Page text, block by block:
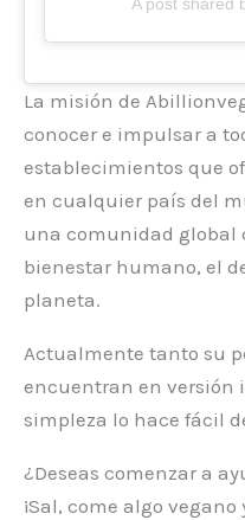
La misión de
conocer e impulsar a
establecimientos que
en cualquier país del
una comunidad global
bienestar humano, el
planeta.
Actualmente tanto su
encuentran en versión
simpleza lo hace fácil
¿Deseas comenzar a
¡Sal, come algo